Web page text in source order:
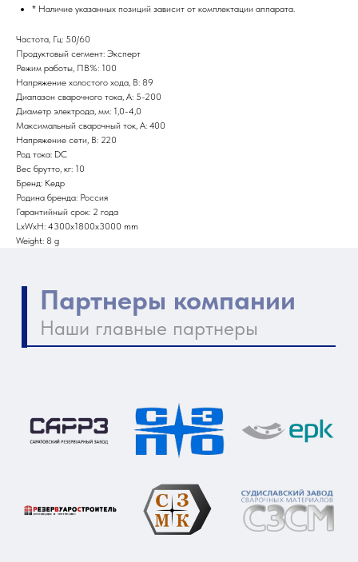
* Наличие указанных позиций зависит от комплектации аппарата.
Частота, Гц: 50/60
Продуктовый сегмент: Эксперт
Режим работы, ПВ%: 100
Напряжение холостого хода, В: 89
Диапазон сварочного тока, А: 5-200
Диаметр электрода, мм: 1,0-4,0
Максимальный сварочный ток, А: 400
Напряжение сети, В: 220
Род тока: DC
Вес брутто, кг: 10
Бренд: Кедр
Родина бренда: Россия
Гарантийный срок: 2 года
LxWxH: 4300x1800x3000 mm
Weight: 8 g